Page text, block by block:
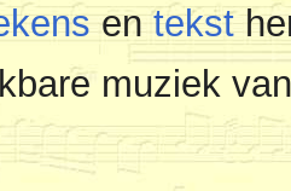
entekst
muziek